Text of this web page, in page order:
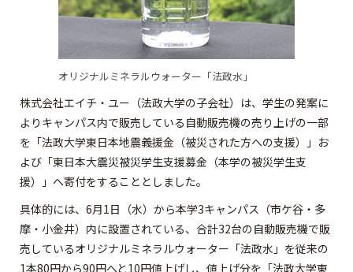
オリジナルミネラルウォーター「法政水」
株式会社エイチ・ユー（法政大学の子会社）は、学生の発案に
よりキャンパス内で販売している自動販売機の売り上げの一部
を「法政大学東日本地震義援金（被災された方への支援）」お
よび「東日本大震災被災学生支援募金（本学の被災学生支
援）」へ寄付をすることとしました。
具体的には、6月1日（水）から本学3キャンパス（市ケ谷・多
摩・小金井）内に設置されている、合計32台の自動販売機で販
売しているオリジナルミネラルウォーター「法政水」を従来の
1本80円から90円へと10円値上げし、値上げ分を「法政大学東